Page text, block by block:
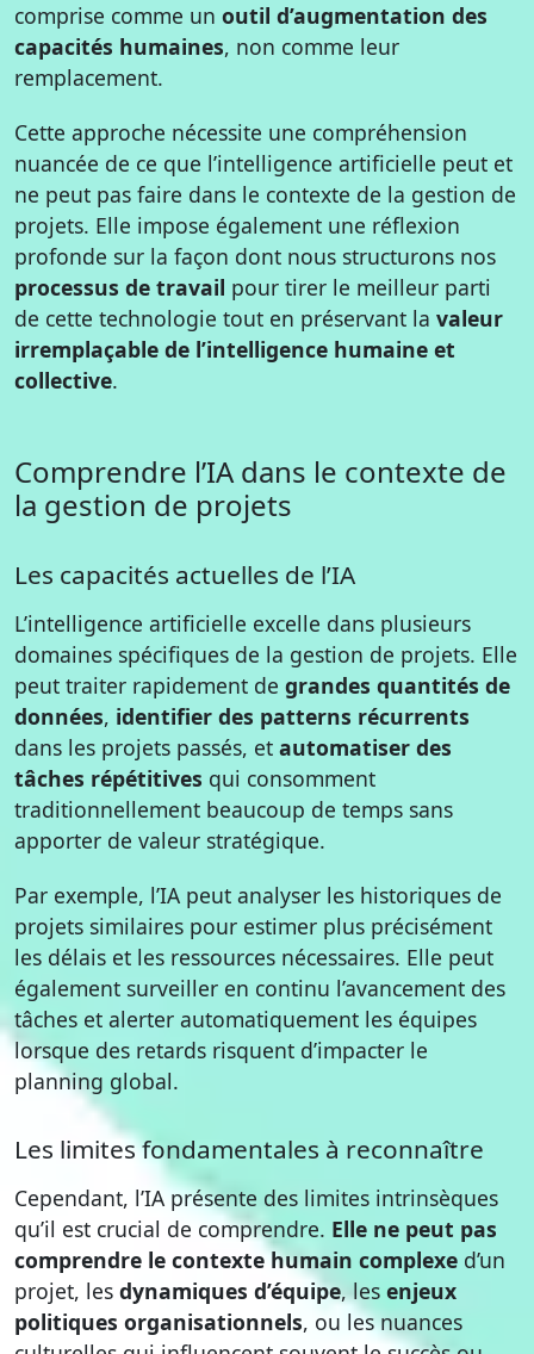
comprise comme un outil d’augmentation des
capacités humaines, non comme leur
remplacement.
Cette approche nécessite une compréhension
nuancée de ce que l’intelligence artificielle peut et
ne peut pas faire dans le contexte de la gestion de
projets. Elle impose également une réflexion
profonde sur la façon dont nous structurons nos
processus de travail pour tirer le meilleur parti
de cette technologie tout en préservant la valeur
irremplaçable de l’intelligence humaine et
collective.
Comprendre l’IA dans le contexte de
la gestion de projets
Les capacités actuelles de l’IA
L’intelligence artificielle excelle dans plusieurs
domaines spécifiques de la gestion de projets. Elle
peut traiter rapidement de grandes quantités de
données, identifier des patterns récurrents
dans les projets passés, et automatiser des
tâches répétitives qui consomment
traditionnellement beaucoup de temps sans
apporter de valeur stratégique.
Par exemple, l’IA peut analyser les historiques de
projets similaires pour estimer plus précisément
les délais et les ressources nécessaires. Elle peut
également surveiller en continu l’avancement des
tâches et alerter automatiquement les équipes
lorsque des retards risquent d’impacter le
planning global.
Les limites fondamentales à reconnaître
Cependant, l’IA présente des limites intrinsèques
qu’il est crucial de comprendre. Elle ne peut pas
comprendre le contexte humain complexe d’un
projet, les dynamiques d’équipe, les enjeux
politiques organisationnels, ou les nuances